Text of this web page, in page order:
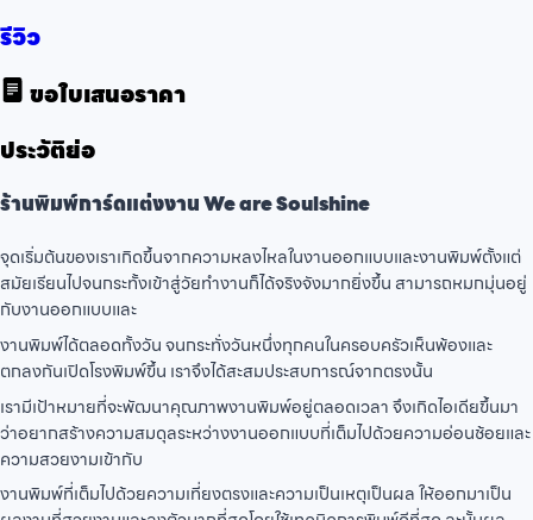
รีวิว
ขอใบเสนอราคา
ประวัติย่อ
ร้านพิมพ์การ์ดแต่งงาน We are Soulshine
จุดเริ่มต้นของเราเกิดขึ้นจากความหลงไหลในงานออกแบบและงานพิมพ์ตั้งแต่
สมัยเรียนไปจนกระทั้งเข้าสู่วัยทำงานก็ได้จริงจังมากยิ่งขึ้น สามารถหมกมุ่นอยู่
กับงานออกแบบและ
งานพิมพ์ได้ตลอดทั้งวัน จนกระทั่งวันหนึ่งทุกคนในครอบครัวเห็นพ้องและ
ตกลงกันเปิดโรงพิมพ์ขึ้น เราจึงได้สะสมประสบการณ์จากตรงนั้น
เรามีเป้าหมายที่จะพัฒนาคุณภาพงานพิมพ์อยู่ตลอดเวลา จึงเกิดไอเดียขึ้นมา
ว่าอยากสร้างความสมดุลระหว่างงานออกแบบที่เต็มไปด้วยความอ่อนช้อยและ
ความสวยงามเข้ากับ
งานพิมพ์ที่เต็มไปด้วยความเที่ยงตรงและความเป็นเหตุเป็นผล ให้ออกมาเป็น